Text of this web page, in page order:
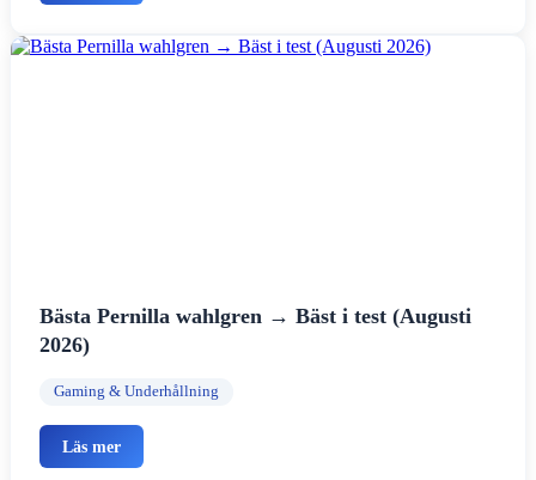
Bästa Pernilla wahlgren → Bäst i test (Augusti
2026)
Gaming & Underhållning
Läs mer